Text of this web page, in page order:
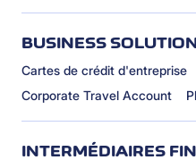
BUSINESS
Cartes de crédit d'entreprise
Corporate Travel Account
INTERMÉDIAIRES